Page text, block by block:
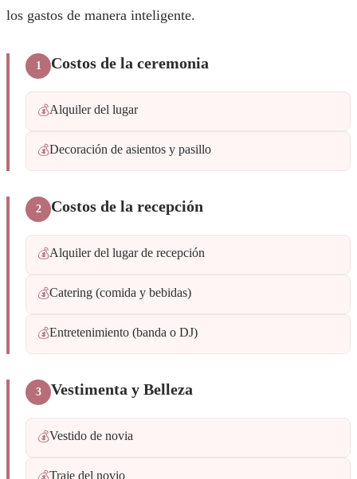
los gastos de manera inteligente.
1 Costos de la ceremonia
💰Alquiler del lugar
💰Decoración de asientos y pasillo
2 Costos de la recepción
💰Alquiler del lugar de recepción
💰Catering (comida y bebidas)
💰Entretenimiento (banda o DJ)
3 Vestimenta y Belleza
💰Vestido de novia
Traje del novio